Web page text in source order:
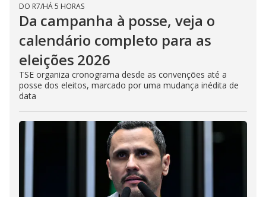
DO R7/HÁ 5 HORAS
Da campanha à posse, veja o
calendário completo para as
eleições 2026
TSE organiza cronograma desde as convenções até a
posse dos eleitos, marcado por uma mudança inédita de
data